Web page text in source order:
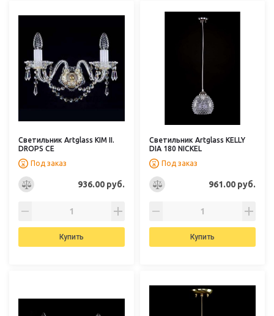
Светильник Artglass KIM II.
DROPS CE
Под заказ
936.00 руб.
Купить
Светильник Artglass KELLY
DIA 180 NICKEL
Под заказ
961.00 руб.
Купить